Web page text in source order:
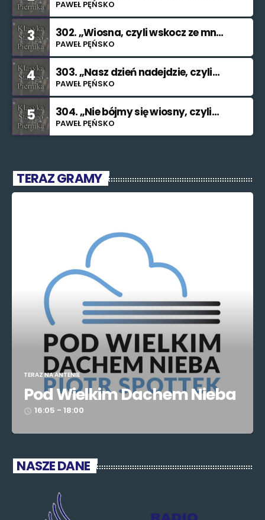
smutku”
PAWEŁ PĘŃSKO
3
302. „Wiosna, czyli wskocz ze mną
do rzeki”
PAWEŁ PĘŃSKO
4
303. „Nasz dzień nadejdzie, czyli
bilet na Księżyc”.”
PAWEŁ PĘŃSKO
5
304. „Nie bójmy się wiosny, czyli
znajdę cię (nieważne kiedy i jak)”.
PAWEŁ PĘŃSKO
TERAZ GRAMY
TERAZ NA ANTENIE
Pod Wielkim Dachem Nieba
access_time 16:05 - 18:00
NASZE DANE